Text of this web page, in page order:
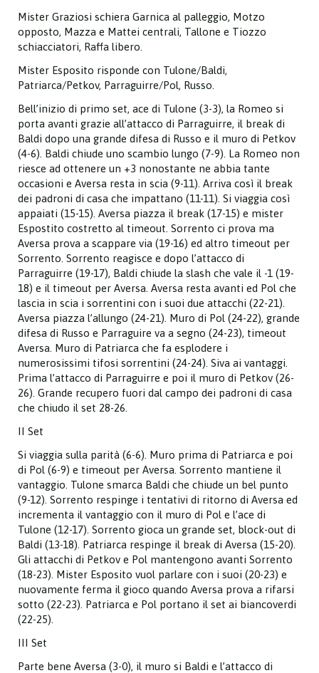
Mister Graziosi schiera Garnica al palleggio, Motzo
opposto, Mazza e Mattei centrali, Tallone e Tiozzo
schiacciatori, Raffa libero.
Mister Esposito risponde con Tulone/Baldi,
Patriarca/Petkov, Parraguirre/Pol, Russo.
Bell’inizio di primo set, ace di Tulone (3-3), la Romeo si
porta avanti grazie all’attacco di Parraguirre, il break di
Baldi dopo una grande difesa di Russo e il muro di Petkov
(4-6). Baldi chiude uno scambio lungo (7-9). La Romeo non
riesce ad ottenere un +3 nonostante ne abbia tante
occasioni e Aversa resta in scia (9-11). Arriva così il break
dei padroni di casa che impattano (11-11). Si viaggia così
appaiati (15-15). Aversa piazza il break (17-15) e mister
Espostito costretto al timeout. Sorrento ci prova ma
Aversa prova a scappare via (19-16) ed altro timeout per
Sorrento. Sorrento reagisce e dopo l’attacco di
Parraguirre (19-17), Baldi chiude la slash che vale il -1 (19-
18) e il timeout per Aversa. Aversa resta avanti ed Pol che
lascia in scia i sorrentini con i suoi due attacchi (22-21).
Aversa piazza l’allungo (24-21). Muro di Pol (24-22), grande
difesa di Russo e Parraguire va a segno (24-23), timeout
Aversa. Muro di Patriarca che fa esplodere i
numerosissimi tifosi sorrentini (24-24). Siva ai vantaggi.
Prima l’attacco di Parraguirre e poi il muro di Petkov (26-
26). Grande recupero fuori dal campo dei padroni di casa
che chiudo il set 28-26.
II Set
Si viaggia sulla parità (6-6). Muro prima di Patriarca e poi
di Pol (6-9) e timeout per Aversa. Sorrento mantiene il
vantaggio. Tulone smarca Baldi che chiude un bel punto
(9-12). Sorrento respinge i tentativi di ritorno di Aversa ed
incrementa il vantaggio con il muro di Pol e l’ace di
Tulone (12-17). Sorrento gioca un grande set, block-out di
Baldi (13-18). Patriarca respinge il break di Aversa (15-20).
Gli attacchi di Petkov e Pol mantengono avanti Sorrento
(18-23). Mister Esposito vuol parlare con i suoi (20-23) e
nuovamente ferma il gioco quando Aversa prova a rifarsi
sotto (22-23). Patriarca e Pol portano il set ai biancoverdi
(22-25).
III Set
Parte bene Aversa (3-0), il muro si Baldi e l’attacco di